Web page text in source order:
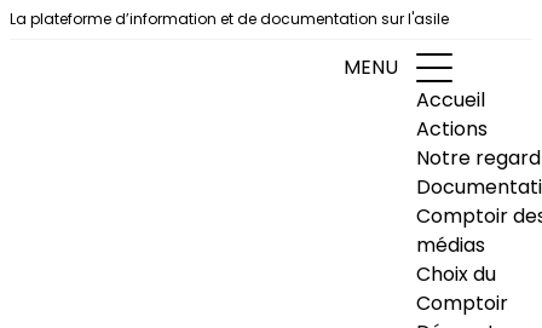
Aller au contenu
La plateforme d’information et de documentation sur l'asile
MENU
Accueil
Actions
Notre regard
Comptoir
médias
Choix du
Comptoir